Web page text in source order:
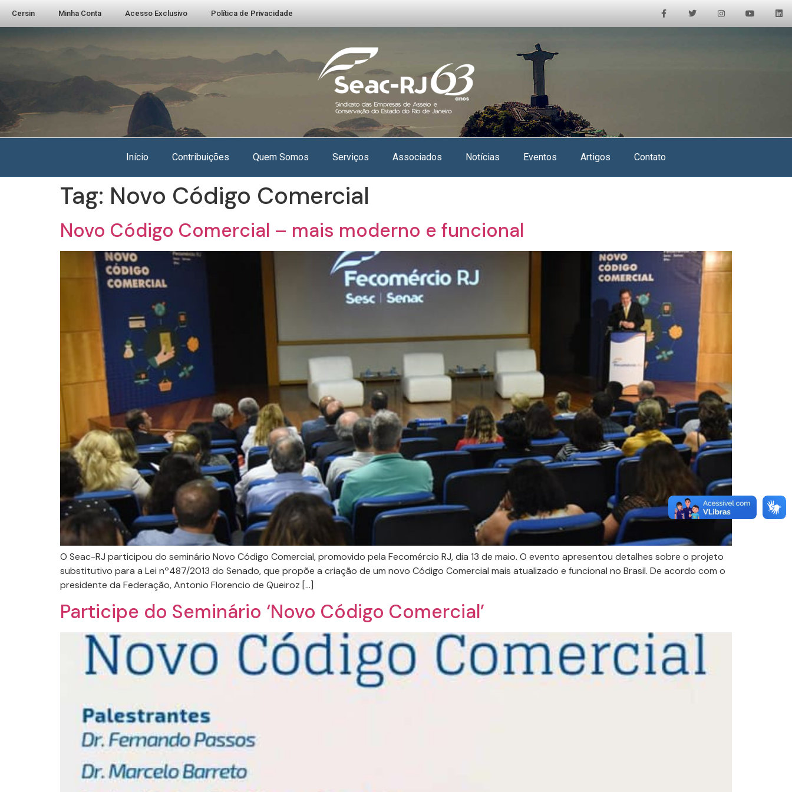
Cersin Minha Conta Acesso Exclusivo Política de Privacidade
Início Contribuições Quem Somos Serviços Associados Notícias Eventos Artigos Contato
Tag: Novo Código Comercial
Novo Código Comercial – mais moderno e funcional
O Seac-RJ participou do seminário Novo Código Comercial, promovido pela Fecomércio RJ, dia 13 de maio. O evento apresentou detalhes sobre o projeto
substitutivo para a Lei nº487/2013 do Senado, que propõe a criação de um novo Código Comercial mais atualizado e funcional no Brasil. De acordo com o
presidente da Federação, Antonio Florencio de Queiroz […]
Participe do Seminário ‘Novo Código Comercial’